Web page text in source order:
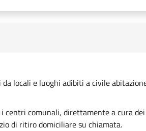
locali e luoghi adibiti a civile
comunali, direttamente a cura
di ritiro domiciliare su chiamata.